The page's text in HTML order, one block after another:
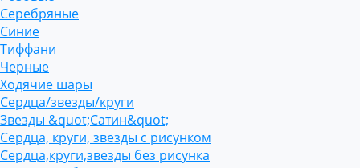
Серебряные
Синие
Тиффани
Черные
Ходячие шары
Сердца/звезды/круги
Звезды &quot;Сатин&quot;
Сердца, круги, звезды с рисунком
Сердца,круги,звезды без рисунка